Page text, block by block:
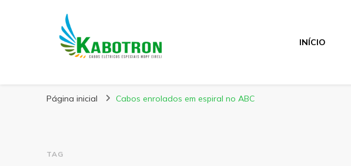
Kabotron
INÍCIO
Página inicial Cabos enrolados em espiral no ABC
TAG